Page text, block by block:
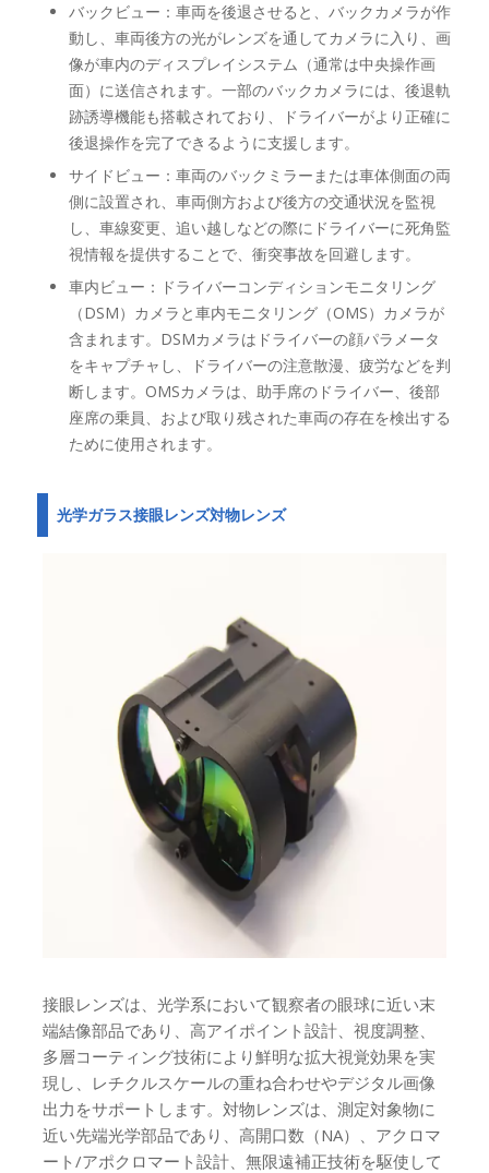
バックビュー：車両を後退させると、バックカメラが作
動し、車両後方の光がレンズを通してカメラに入り、画
像が車内のディスプレイシステム（通常は中央操作画
面）に送信されます。一部のバックカメラには、後退軌
跡誘導機能も搭載されており、ドライバーがより正確に
後退操作を完了できるように支援します。
サイドビュー：車両のバックミラーまたは車体側面の両
側に設置され、車両側方および後方の交通状況を監視
し、車線変更、追い越しなどの際にドライバーに死角監
視情報を提供することで、衝突事故を回避します。
車内ビュー：ドライバーコンディションモニタリング
（DSM）カメラと車内モニタリング（OMS）カメラが
含まれます。DSMカメラはドライバーの顔パラメータ
をキャプチャし、ドライバーの注意散漫、疲労などを判
断します。OMSカメラは、助手席のドライバー、後部
座席の乗員、および取り残された車両の存在を検出する
ために使用されます。
光学ガラス接眼レンズ対物レンズ
接眼レンズは、光学系において観察者の眼球に近い末
端結像部品であり、高アイポイント設計、視度調整、
多層コーティング技術により鮮明な拡大視覚効果を実
現し、レチクルスケールの重ね合わせやデジタル画像
出力をサポートします。対物レンズは、測定対象物に
近い先端光学部品であり、高開口数（NA）、アクロマ
ート/アポクロマート設計、無限遠補正技術を駆使して